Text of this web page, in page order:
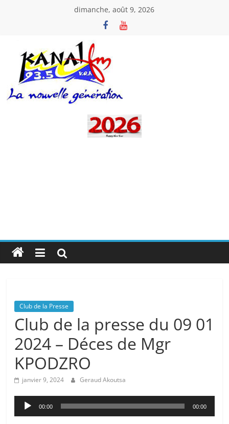
dimanche, août 9, 2026
Kanal
Club de la Presse
Club de la presse du 09 01
2024 – Déces de Mgr
KPODZRO
janvier 9, 2024 Geraud Akoutsa
Lecteur
audio
00:00 00:00